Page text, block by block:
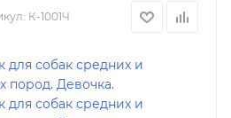
К-1001Ч